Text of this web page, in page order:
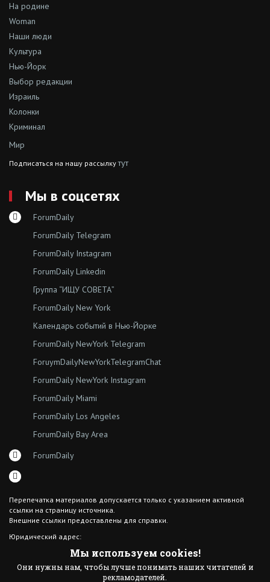
На родине
Woman
Наши люди
Культура
Нью-Йорк
Выбор редакции
Израиль
Колонки
Криминал
Мир
Подписаться на нашу рассылкутут
Мы в соцсетях
ForumDaily
ForumDaily Telegram
ForumDaily Instagram
ForumDaily Linkedin
Группа “ИЩУ СОВЕТА”
ForumDaily New York
Календарь событий в Нью-Йорке
ForumDaily NewYork Telegram
ForuymDailyNewYorkTelegramChat
ForumDaily NewYork Instagram
ForumDaily Miami
ForumDaily Los Angeles
ForumDaily Bay Area
ForumDaily
Перепечатка материалов допускается только с указанием активной
ссылки на страницу источника.
Внешние ссылки предоставлены для справки.
Юридический адрес:
Brooklyn NY 11204
© 2015 ForumDaily inc.
Мы используем cookies!
Они нужны нам, чтобы лучше понимать наших читателей и
рекламодателей.